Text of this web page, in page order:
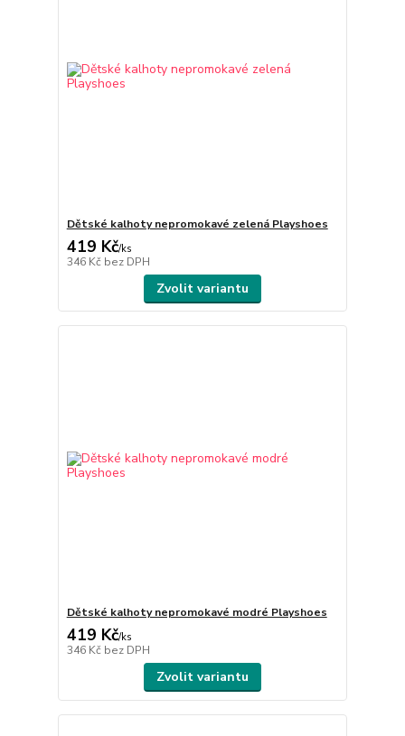
Dětské kalhoty nepromokavé zelená Playshoes
419 Kč/ks
346 Kč bez DPH
Zvolit variantu
Dětské kalhoty nepromokavé modré Playshoes
419 Kč/ks
346 Kč bez DPH
Zvolit variantu